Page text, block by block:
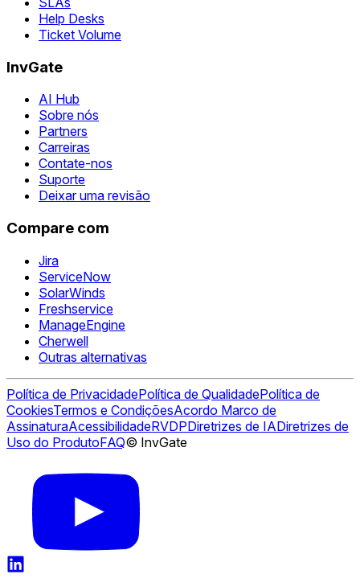
Help Desks
Ticket Volume
InvGate
AI Hub
Sobre nós
Partners
Carreiras
Contate-nos
Suporte
Deixar uma revisão
Compare com
Jira
ServiceNow
SolarWinds
Freshservice
ManageEngine
Cherwell
Outras alternativas
Política de PrivacidadePolítica de QualidadePolítica de
CookiesTermos e CondiçõesAcordo Marco de
AssinaturaAcessibilidadeRVDPDiretrizes de IADiretrizes de
Uso do ProdutoFAQ© InvGate